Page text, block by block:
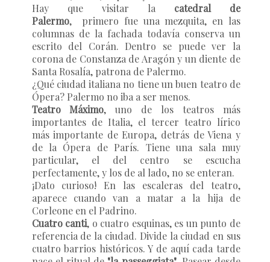
Hay que visitar la catedral de
Palermo, primero fue una mezquita, en las
columnas de la fachada todavía conserva un
escrito del Corán. Dentro se puede ver la
corona de Constanza de Aragón y un diente de
Santa Rosalía, patrona de Palermo.
¿Qué ciudad italiana no tiene un buen teatro de
Ópera? Palermo no iba a ser menos.
Teatro Máximo, uno de los teatros más
importantes de Italia, el tercer teatro lírico
más importante de Europa, detrás de Viena y
de la Ópera de París. Tiene una sala muy
particular, el del centro se escucha
perfectamente, y los de al lado, no se enteran.
¡Dato curioso! En las escaleras del teatro,
aparece cuando van a matar a la hija de
Corleone en el Padrino.
Cuatro canti, o cuatro esquinas, es un punto de
referencia de la ciudad. Divide la ciudad en sus
cuatro barrios históricos. Y de aquí cada tarde